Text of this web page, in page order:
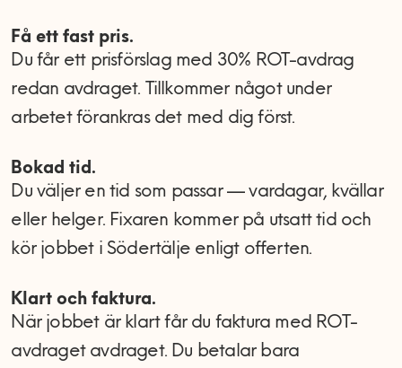
Få ett fast pris.
Du får ett prisförslag med 30% ROT-avdrag
redan avdraget. Tillkommer något under
arbetet förankras det med dig först.
Bokad tid.
Du väljer en tid som passar — vardagar, kvällar
eller helger. Fixaren kommer på utsatt tid och
kör jobbet i Södertälje enligt offerten.
Klart och faktura.
När jobbet är klart får du faktura med ROT-
avdraget avdraget. Du betalar bara